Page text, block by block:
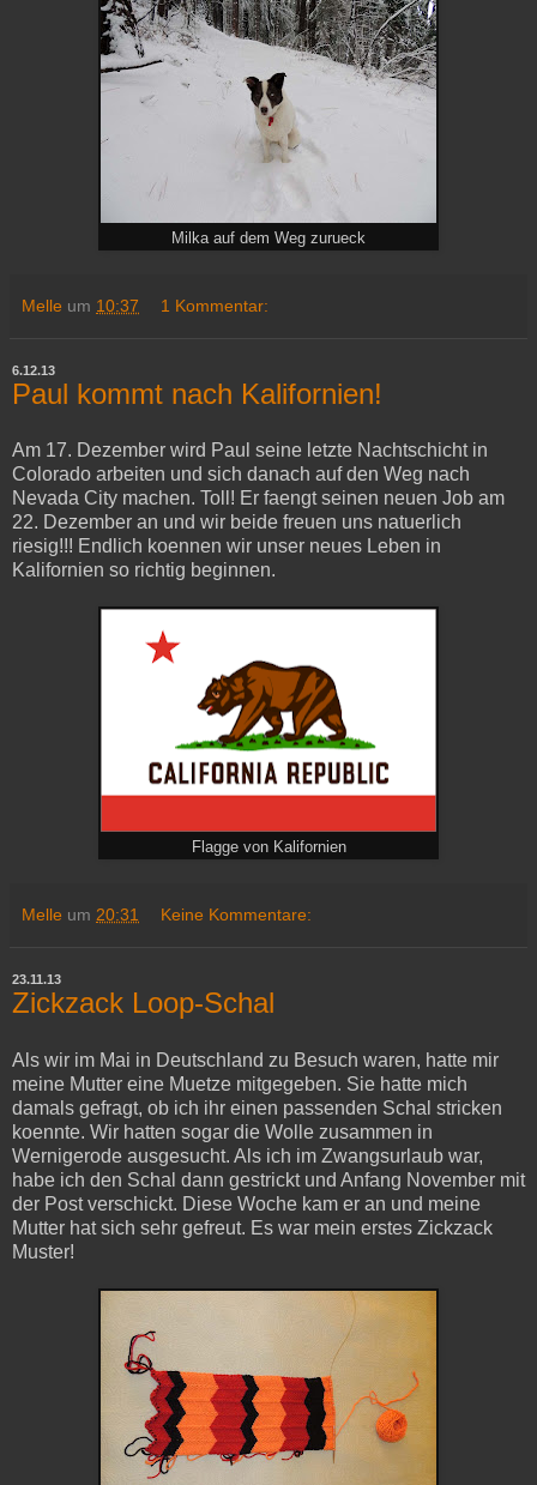
Milka auf dem Weg zurueck
Melle um 10:37 1 Kommentar:
6.12.13
Paul kommt nach Kalifornien!
Am 17. Dezember wird Paul seine letzte Nachtschicht in
Colorado arbeiten und sich danach auf den Weg nach
Nevada City machen. Toll! Er faengt seinen neuen Job am
22. Dezember an und wir beide freuen uns natuerlich
riesig!!! Endlich koennen wir unser neues Leben in
Kalifornien so richtig beginnen.
Flagge von Kalifornien
Melle um 20:31 Keine Kommentare:
23.11.13
Zickzack Loop-Schal
Als wir im Mai in Deutschland zu Besuch waren, hatte mir
meine Mutter eine Muetze mitgegeben. Sie hatte mich
damals gefragt, ob ich ihr einen passenden Schal stricken
koennte. Wir hatten sogar die Wolle zusammen in
Wernigerode ausgesucht. Als ich im Zwangsurlaub war,
habe ich den Schal dann gestrickt und Anfang November mit
der Post verschickt. Diese Woche kam er an und meine
Mutter hat sich sehr gefreut. Es war mein erstes Zickzack
Muster!